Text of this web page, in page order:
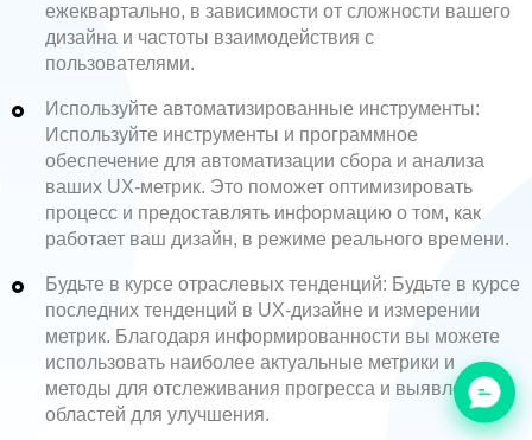
ежеквартально, в зависимости от сложности вашего
дизайна и частоты взаимодействия с
пользователями.
Используйте автоматизированные инструменты:
Используйте инструменты и программное
обеспечение для автоматизации сбора и анализа
ваших UX-метрик. Это поможет оптимизировать
процесс и предоставлять информацию о том, как
работает ваш дизайн, в режиме реального времени.
Будьте в курсе отраслевых тенденций: Будьте в курсе
последних тенденций в UX-дизайне и измерении
метрик. Благодаря информированности вы можете
использовать наиболее актуальные метрики и
методы для отслеживания прогресса и выявления
областей для улучшения.